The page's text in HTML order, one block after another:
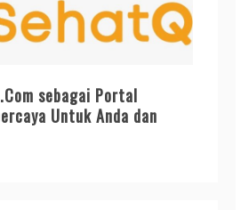
sebagai Portal
Untuk Anda dan